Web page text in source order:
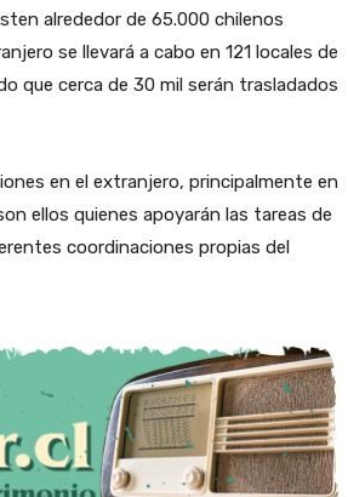
alrededor de 65.000 chilenos
se llevará a cabo en 121 locales de
que cerca de 30 mil serán trasladados
en el extranjero, principalmente en
ellos quienes apoyarán las tareas de
coordinaciones propias del